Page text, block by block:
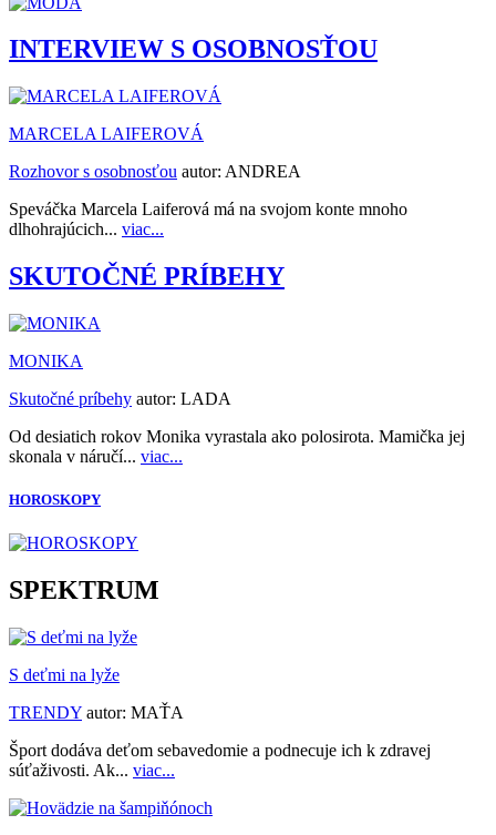
INTERVIEW S OSOBNOSŤOU
MARCELA LAIFEROVÁ
Rozhovor s osobnosťou autor: ANDREA
Speváčka Marcela Laiferová má na svojom konte mnoho
dlhohrajúcich... viac...
SKUTOČNÉ PRÍBEHY
MONIKA
Skutočné príbehy autor: LADA
Od desiatich rokov Monika vyrastala ako polosirota. Mamička jej
skonala v náručí... viac...
HOROSKOPY
SPEKTRUM
S deťmi na lyže
TRENDY autor: MAŤA
Šport dodáva deťom sebavedomie a podnecuje ich k zdravej
súťaživosti. Ak... viac...